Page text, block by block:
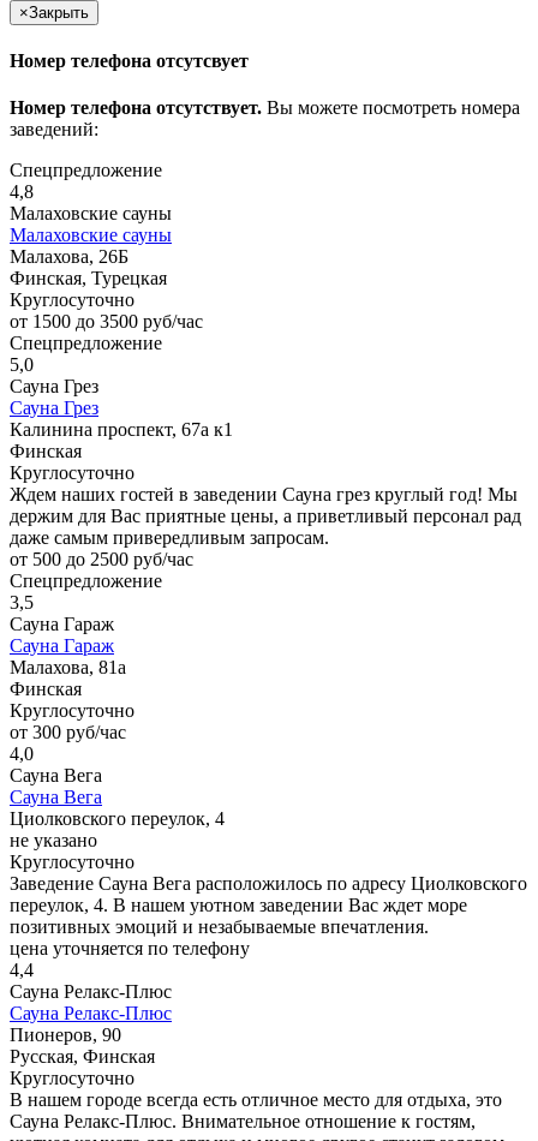
×Закрыть
Номер телефона отсутсвует
Номер телефона отсутствует. Вы можете посмотреть номера
заведений:
Спецпредложение
4,8
Малаховские сауны
Малаховские сауны
Малахова, 26Б
Финская, Турецкая
Круглосуточно
от 1500 до 3500 руб/час
Спецпредложение
5,0
Сауна Грез
Сауна Грез
Калинина проспект, 67а к1
Финская
Круглосуточно
Ждем наших гостей в заведении Сауна грез круглый год! Мы
держим для Вас приятные цены, а приветливый персонал рад
даже самым привередливым запросам.
от 500 до 2500 руб/час
Спецпредложение
3,5
Сауна Гараж
Сауна Гараж
Малахова, 81а
Финская
Круглосуточно
от 300 руб/час
4,0
Сауна Вега
Сауна Вега
Циолковского переулок, 4
не указано
Круглосуточно
Заведение Сауна Вега расположилось по адресу Циолковского
переулок, 4. В нашем уютном заведении Вас ждет море
позитивных эмоций и незабываемые впечатления.
цена уточняется по телефону
4,4
Сауна Релакс-Плюс
Сауна Релакс-Плюс
Пионеров, 90
Русская, Финская
Круглосуточно
В нашем городе всегда есть отличное место для отдыха, это
Сауна Релакс-Плюс. Внимательное отношение к гостям,